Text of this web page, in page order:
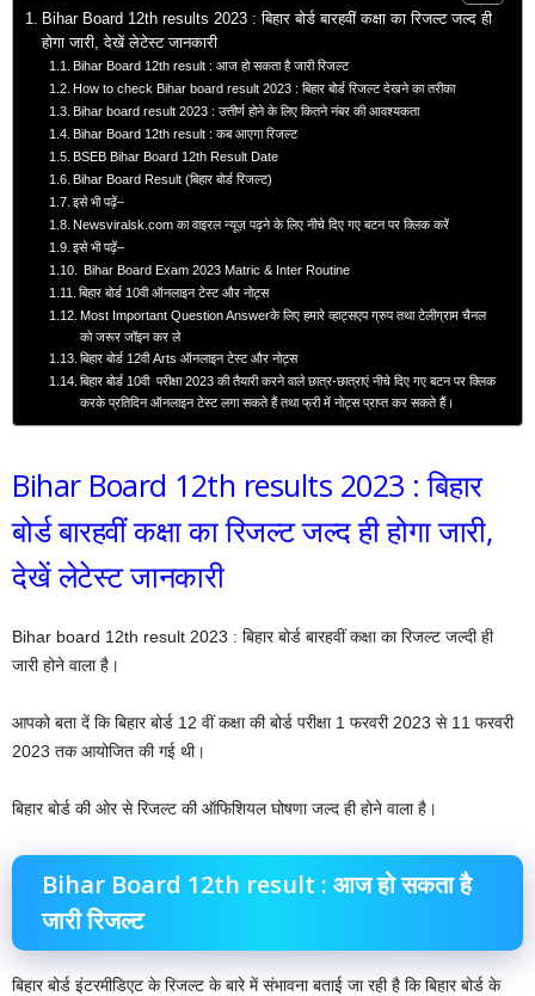
Bihar Board 12th results 2023 : बिहार बोर्ड बारहवीं कक्षा का रिजल्ट जल्द ही
होगा जारी, देखें लेटेस्ट जानकारी
Bihar Board 12th result : आज हो सकता है जारी रिजल्ट
How to check Bihar board result 2023 : बिहार बोर्ड रिजल्ट देखने का तरीका
Bihar board result 2023 : उत्तीर्ण होने के लिए कितने नंबर की आवश्यकता
Bihar Board 12th result : कब आएगा रिजल्ट
BSEB Bihar Board 12th Result Date
Bihar Board Result (बिहार बोर्ड रिजल्ट)
इसे भी पढ़ें–
Newsviralsk.com का वाइरल न्यूज़ पढ़ने के लिए नीचे दिए गए बटन पर क्लिक करें
इसे भी पढ़ें–
Bihar Board Exam 2023 Matric & Inter Routine
बिहार बोर्ड 10वी ऑनलाइन टेस्ट और नोट्स
Most Important Question Answerके लिए हमारे व्हाट्सएप ग्रुप तथा टेलीग्राम चैनल
को जरूर जॉइन कर ले
बिहार बोर्ड 12वी Arts ऑनलाइन टेस्ट और नोट्स
बिहार बोर्ड 10वी परीक्षा 2023 की तैयारी करने वाले छात्र-छात्राएं नीचे दिए गए बटन पर क्लिक
करके प्रतिदिन ऑनलाइन टेस्ट लगा सकते हैं तथा फ्री में नोट्स प्राप्त कर सकते हैं।
Bihar Board 12th results 2023 : बिहार
बोर्ड बारहवीं कक्षा का रिजल्ट जल्द ही होगा जारी,
देखें लेटेस्ट जानकारी
Bihar board 12th result 2023 : बिहार बोर्ड बारहवीं कक्षा का रिजल्ट जल्दी ही
जारी होने वाला है।
आपको बता दें कि बिहार बोर्ड 12 वीं कक्षा की बोर्ड परीक्षा 1 फरवरी 2023 से 11 फरवरी
2023 तक आयोजित की गई थी।
बिहार बोर्ड की ओर से रिजल्ट की ऑफिशियल घोषणा जल्द ही होने वाला है।
Bihar Board 12th result : आज हो सकता है
जारी रिजल्ट
बिहार बोर्ड इंटरमीडिएट के रिजल्ट के बारे में संभावना बताई जा रही है कि बिहार बोर्ड के